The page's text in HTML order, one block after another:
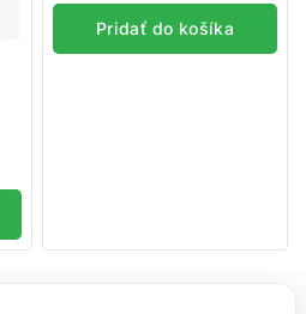
5
Pridať do košíka